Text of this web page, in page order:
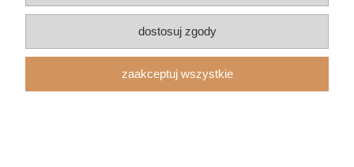
dostosuj zgody
zaakceptuj wszystkie